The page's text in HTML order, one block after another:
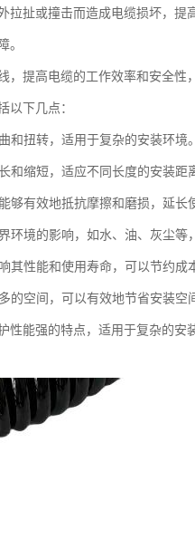
扯或撞击而造成电缆损坏，
。
提高电缆的工作效率和安全性
以下几点：
和扭转，适用于复杂的安装环境。
缩短，适应不同长度的安装距
有效地抵抗摩擦和磨损，延长
境的影响，如水、油、灰尘等
性能和使用寿命，可以节约成
空间，可以有效地节省安装空
能强的特点，适用于复杂的